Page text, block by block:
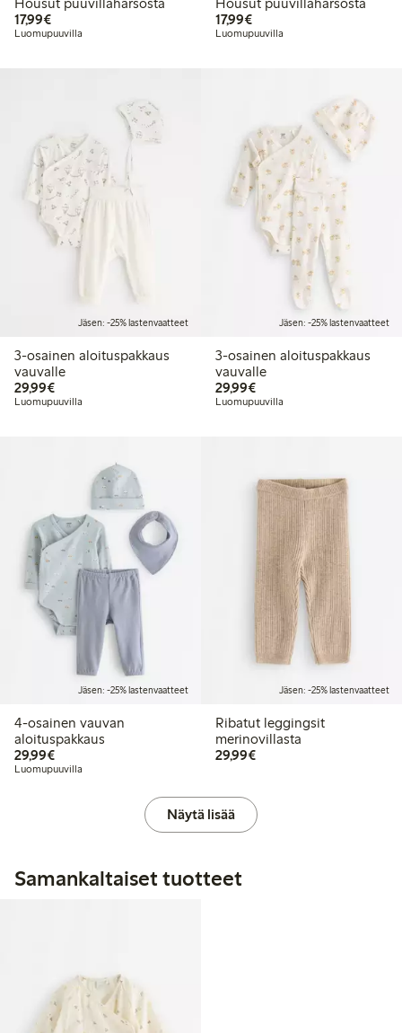
17,99€17,99 €
Luomupuuvilla
17,99€17,99 €
Luomupuuvilla
Jäsen: -25% lastenvaatteet
3-osainen aloituspakkaus
vauvalle
29,99€29,99 €
Luomupuuvilla
Jäsen: -25% lastenvaatteet
3-osainen aloituspakkaus
vauvalle
29,99€29,99 €
Luomupuuvilla
Jäsen: -25% lastenvaatteet
4-osainen vauvan
aloituspakkaus
29,99€29,99 €
Luomupuuvilla
Jäsen: -25% lastenvaatteet
Ribatut leggingsit
merinovillasta
29,99€29,99 €
Näytä lisää
Samankaltaiset tuotteet